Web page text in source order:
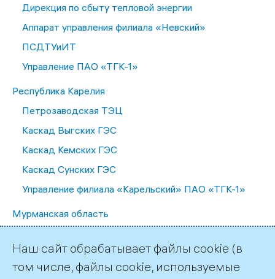
Дирекция по сбыту тепловой энергии
Аппарат управления филиала «Невский»
ПСДТУиИТ
Управление ПАО «ТГК-1»
Республика Карелия
Петрозаводская ТЭЦ
Каскад Выгских ГЭС
Каскад Кемских ГЭС
Каскад Сунских ГЭС
Управление филиала «Карельский» ПАО «ТГК-1»
Мурманская область
Каскад Туломских и Серебрянских ГЭС
Каскад Нивских ГЭС
Наш сайт обрабатывает файлы cookie (в
том числе, файлы cookie, используемые